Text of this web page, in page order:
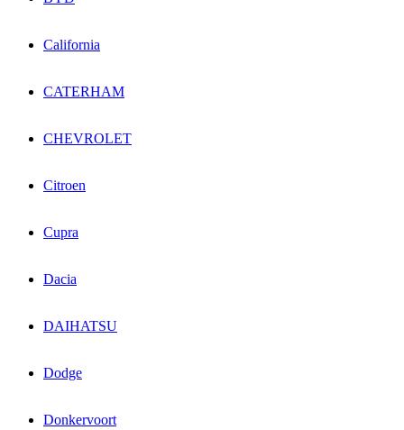
California
CATERHAM
CHEVROLET
Citroen
Cupra
Dacia
DAIHATSU
Dodge
Donkervoort